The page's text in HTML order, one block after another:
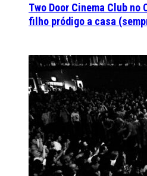
Two Door Cinema Club no
filho pródigo a casa